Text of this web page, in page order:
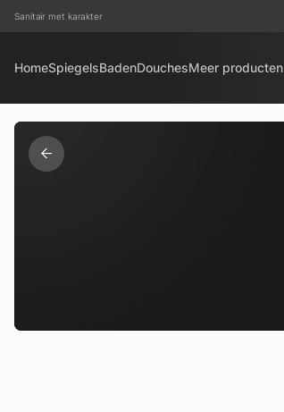
Sanitair met karakter
HomeSpiegelsBadenDouchesMeer producten